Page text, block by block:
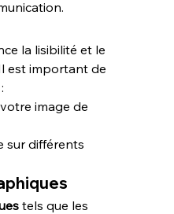
la lisibilité et le
est important de
image de
sur différents
tels que les